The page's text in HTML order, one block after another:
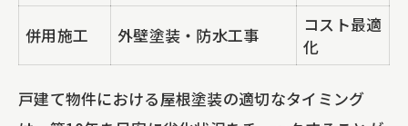
併用施工 外壁塗装・防水工事
コスト最適
化
戸建て物件における屋根塗装の適切なタイミング